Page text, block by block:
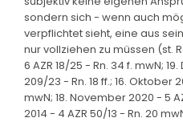
sondern sich - wenn auch
verpflichtet sieht, eine aus
nur vollziehen zu müssen (st.
6 AZR 18/25 - Rn. 34 f. mwN;
209/23 - Rn. 18 ff.; 16. Oktober
mwN; 18. November 2020 - 5
2014 - 4 AZR 50/13 - Rn. 20